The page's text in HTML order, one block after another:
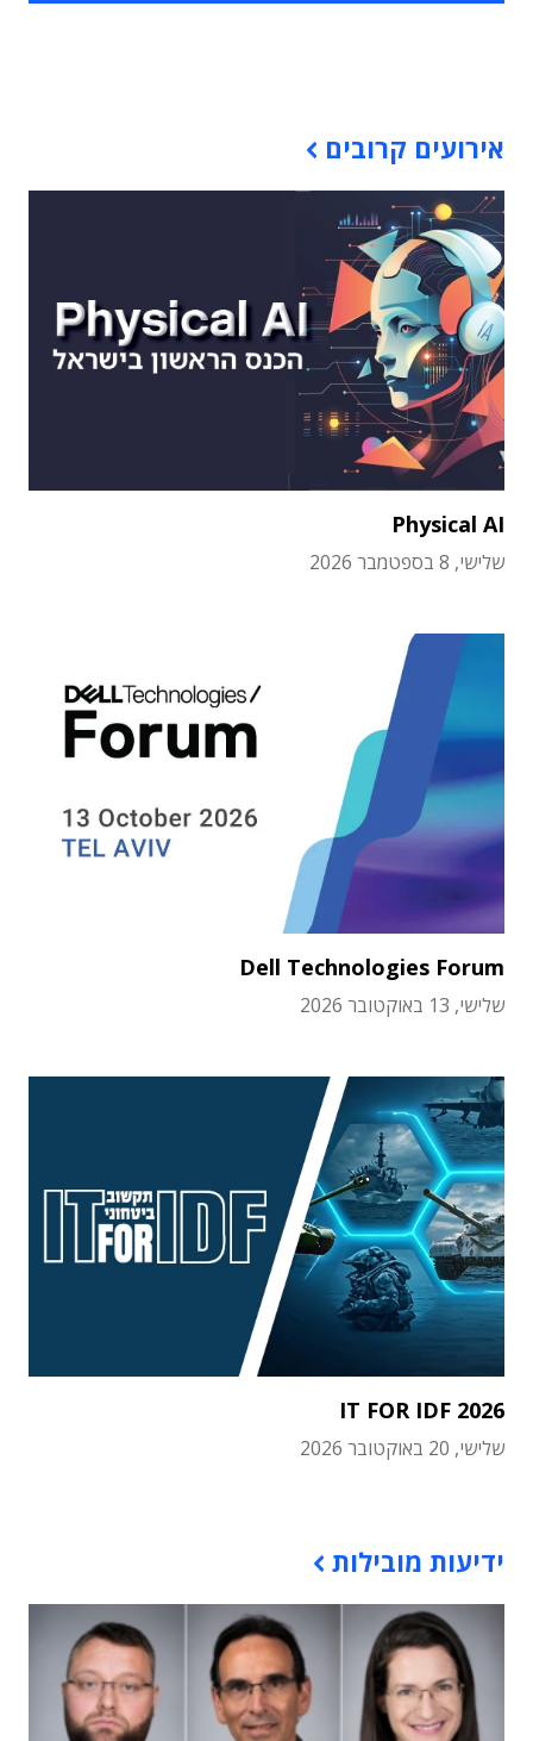
אירועים קרובים
Physical AI
שלישי, 8 בספטמבר 2026
Dell Technologies Forum
שלישי, 13 באוקטובר 2026
IT FOR IDF 2026
שלישי, 20 באוקטובר 2026
ידיעות מובילות